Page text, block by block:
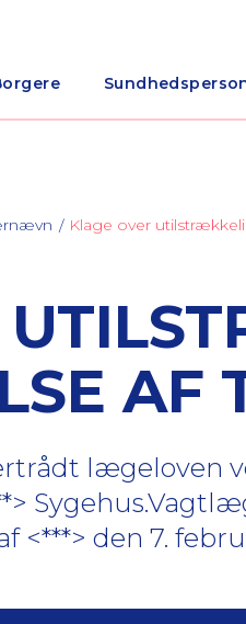
Klage over
AF
lægeloven
den 7.